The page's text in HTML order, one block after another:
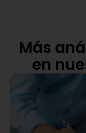
Más
en